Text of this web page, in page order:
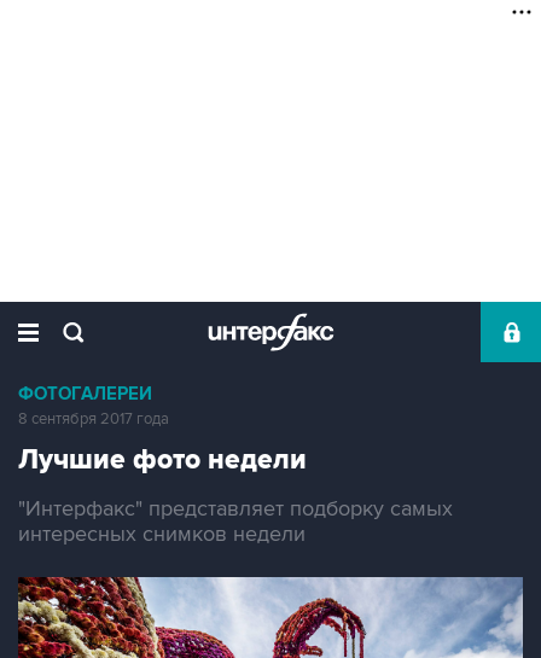
ФОТОГАЛЕРЕИ
8 сентября 2017 года
Лучшие фото недели
"Интерфакс" представляет подборку самых
интересных снимков недели